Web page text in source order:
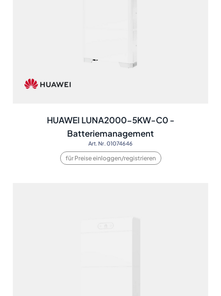
HUAWEI LUNA2000-5KW-C0 -
Batteriemanagement
Art. Nr. 01074646
für Preise einloggen/registrieren